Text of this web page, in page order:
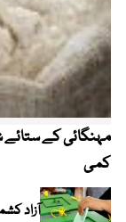
مہنگائی کے
کمی